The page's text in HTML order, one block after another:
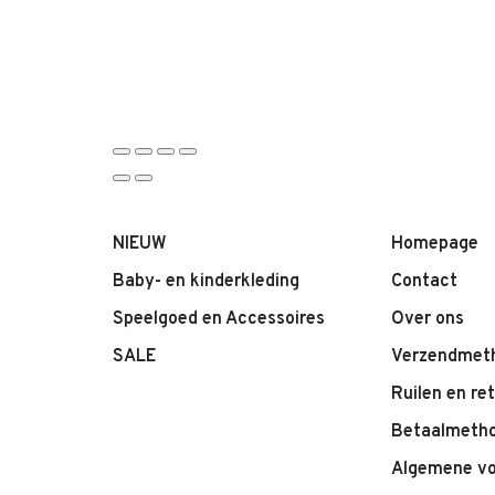
NIEUW
Baby- en kinderkleding
Speelgoed en Accessoires
SALE
Homepage
Contact
Over ons
Ruilen en
Algemene